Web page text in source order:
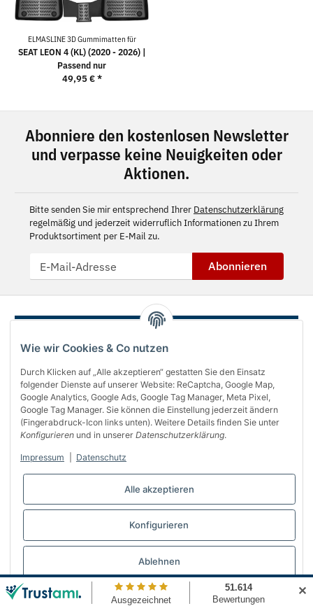
Wie wir Cookies & Co nutzen
Durch Klicken auf „Alle akzeptieren“ gestatten Sie den Einsatz
folgender Dienste auf unserer Website: ReCaptcha, Google Map,
Google Analytics, Google Ads, Google Tag Manager, Meta Pixel,
Google Tag Manager. Sie können die Einstellung jederzeit ändern
(Fingerabdruck-Icon links unten). Weitere Details finden Sie unter
Konfigurieren und in unserer Datenschutzerklärung.
Impressum Datenschutz
Alle akzeptieren
Konfigurieren
Ablehnen
ELMASLINE 3D Gummimatten für
SEAT LEON 4 (KL) (2020 - 2026) |
Passend nur
49,95 €*
Abonniere den kostenlosen Newsletter
und verpasse keine Neuigkeiten oder
Aktionen.
Bitte senden Sie mir entsprechend Ihrer Datenschutzerklärung
regelmäßig und jederzeit widerruflich Informationen zu Ihrem
Produktsortiment per E-Mail zu.
Abonnieren
Über uns
Informationen
Bequem bezahlen
✕